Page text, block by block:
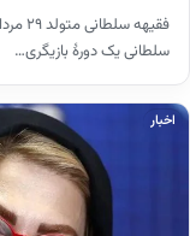
سلطانی یک دورهٔ بازیگری…
اخبار